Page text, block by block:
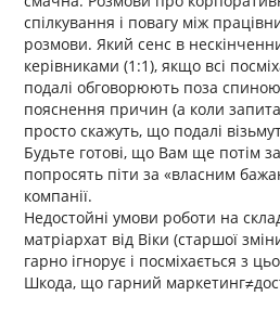
спілкування і повагу між
розмови. Який сенс в
керівниками (1:1), якщо всі
подалі обговорюють поза спиною
пояснення причин (а коли
просто скажуть, що подалі
Будьте готові, що Вам ще потім
попросять піти за «власним
компанії.
Недостойні умови роботи на
матріархат від Віки (старшої
гарно ігнорує і посміхається з
Шкода, що гарний